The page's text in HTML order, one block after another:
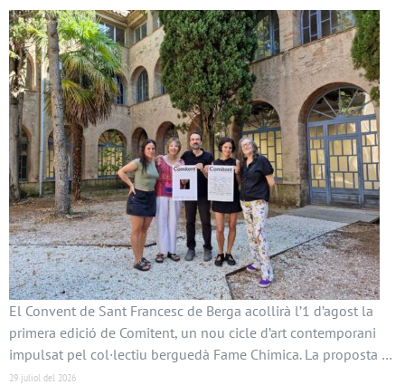
El Convent de Sant Francesc de Berga acollirà l’1 d’agost la
primera edició de Comitent, un nou cicle d’art contemporani
impulsat pel col·lectiu berguedà Fame Chimica. La proposta …
29 juliol del 2026